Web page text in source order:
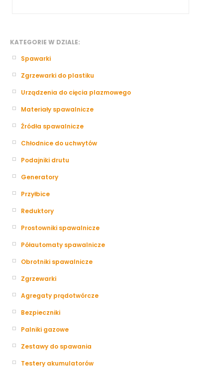
KATEGORIE W DZIALE:
Spawarki
Zgrzewarki do plastiku
Urządzenia do cięcia plazmowego
Materiały spawalnicze
Źródła spawalnicze
Chłodnice do uchwytów
Podajniki drutu
Generatory
Przyłbice
Reduktory
Prostowniki spawalnicze
Półautomaty spawalnicze
Obrotniki spawalnicze
Zgrzewarki
Agregaty prądotwórcze
Bezpieczniki
Palniki gazowe
Zestawy do spawania
Testery akumulatorów